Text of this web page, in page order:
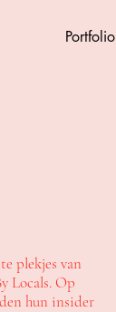
Portfolio
plekjes van
Locals. Op
hun insider